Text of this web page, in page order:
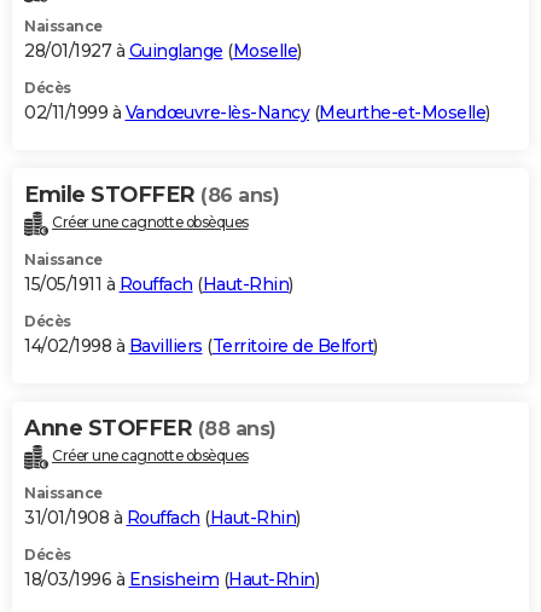
Naissance
28/01/1927 à Guinglange (Moselle)
Décès
02/11/1999 à Vandœuvre-lès-Nancy(Meurthe-et-Moselle)
Emile STOFFER (86 ans)
Créer une cagnotte obsèques
Naissance
15/05/1911 à Rouffach (Haut-Rhin)
Décès
14/02/1998 à Bavilliers (Territoire de Belfort)
Anne STOFFER (88 ans)
Créer une cagnotte obsèques
Naissance
31/01/1908 à Rouffach (Haut-Rhin)
Décès
18/03/1996 à Ensisheim (Haut-Rhin)